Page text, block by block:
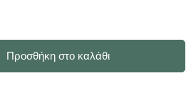
Προσθήκη στο καλάθι